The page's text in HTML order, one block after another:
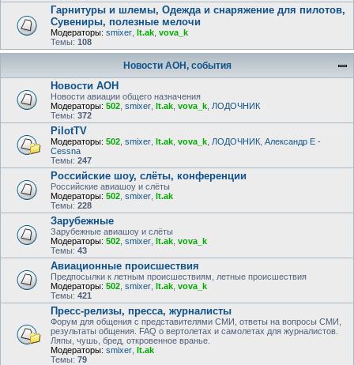
Гарнитуры и шлемы, Одежда и снаряжение для пилотов,
Сувениры, полезные мелочи
Модераторы: smixer lt.ak vova_k
Темы: 108
Новости АОН, события
Новости АОН
Новости авиации общего назначения
Модераторы: 502 smixer lt.ak vova_k ЛОДОЧНИК
Темы: 372
PilotTV
Модераторы: 502 smixer lt.ak vova_k ЛОДОЧНИК Александр E -
Cessna
Темы: 247
Российские шоу, слёты, конференции
Российские авиашоу и слёты
Модераторы: 502 smixer lt.ak
Темы: 228
Зарубежные
Зарубежные авиашоу и слёты
Модераторы: 502 smixer lt.ak vova_k
Темы: 43
Авиационные происшествия
Предпосылки к летным происшествиям, летные происшествия
Модераторы: 502 smixer lt.ak vova_k
Темы: 421
Пресс-релизы, пресса, журналисты
Форум для общения с представителями СМИ, ответы на вопросы СМИ,
результаты общения. FAQ о вертолетах и самолетах для журналистов.
Ляпы, чушь, бред, откровенное вранье.
Модераторы: smixer lt.ak
Темы: 79